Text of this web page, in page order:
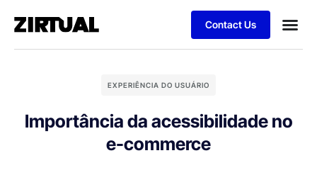
Contact Us
EXPERIÊNCIA DO USUÁRIO
Importância da acessibilidade no
e-commerce